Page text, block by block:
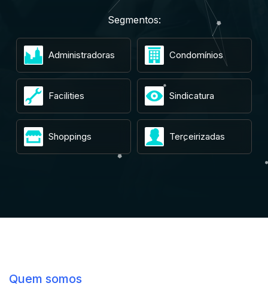
Segmentos:
Administradoras Condomínios
Facilities Sindicatura
Shoppings Terceirizadas
Quem somos